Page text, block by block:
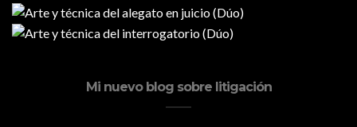
Mi nuevo blog sobre litigación